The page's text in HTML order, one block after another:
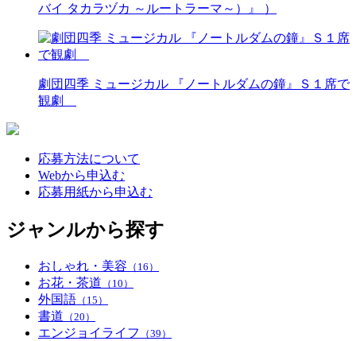
バイ タカラヅカ ～ルートラーマ～）』 ）
劇団四季 ミュージカル 『ノートルダムの鐘』Ｓ１席で
観劇
応募方法について
Webから申込む
応募用紙から申込む
ジャンルから探す
おしゃれ・美容 （16）
お花・茶道 （10）
外国語 （15）
書道 （20）
エンジョイライフ （39）